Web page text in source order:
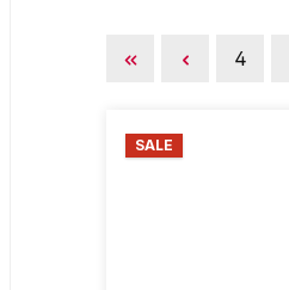
Seite
4
SALE